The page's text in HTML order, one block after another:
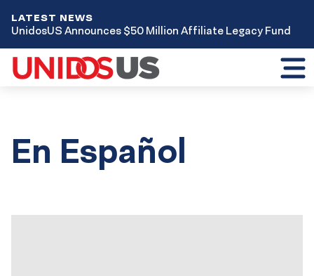
LATEST NEWS
UnidosUS Announces $50 Million Affiliate Legacy Fund
En Español